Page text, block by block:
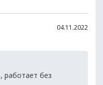
04.11.2022
работает без